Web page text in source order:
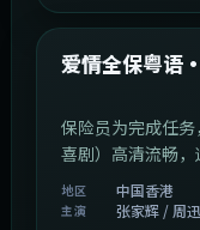
最新
爱情全保粤语
保险员为完成任
喜剧）高清流畅，
地区 中国香港
主演
张家辉 / 周